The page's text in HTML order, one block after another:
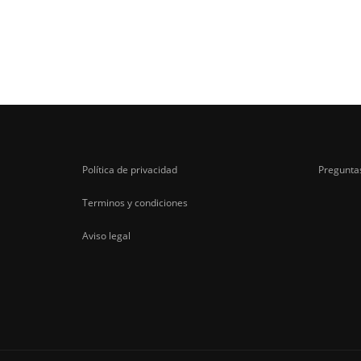
Política de privacidad
Terminos y condiciones
Aviso legal